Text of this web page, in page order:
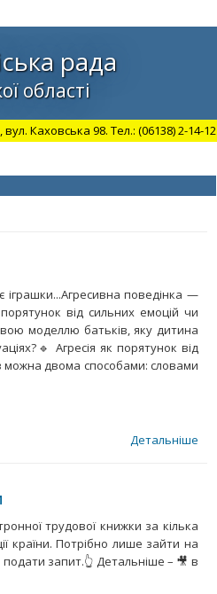
рада
області
Каховська 98. Тел.: (06138) 2-14-12
іграшки...Агресивна поведінка —
від сильних емоцій чи
моделлю батьків, яку дитина
Агресія як порятунок від
можна двома способами: словами
Детальніше
трудової книжки за кілька
країни. Потрібно лише зайти на
запит.👆 Детальніше – 🎥 в